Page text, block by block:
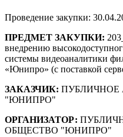
Проведение закупки:
ПРЕДМЕТ ЗАКУПКИ:
внедрению
системы видеоаналитики
«Юнипро» (с поставкой
ЗАКАЗЧИК: ПУБЛИЧНОЕ
"ЮНИПРО"
ОРГАНИЗАТОР:
ОБЩЕСТВО "ЮНИПРО"